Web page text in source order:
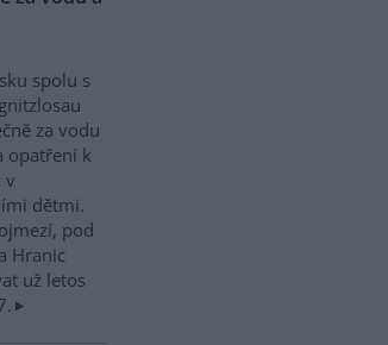
spolu s
za vodu
opatření k
v
dětmi.
pod
Hranic
už letos